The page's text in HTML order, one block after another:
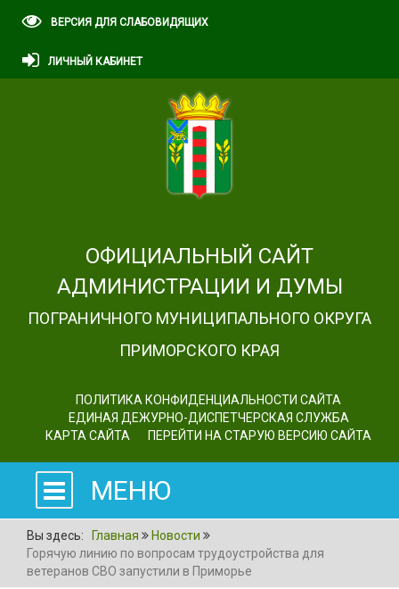
ВЕРСИЯ ДЛЯ СЛАБОВИДЯЩИХ
ЛИЧНЫЙ КАБИНЕТ
ОФИЦИАЛЬНЫЙ САЙТ
АДМИНИСТРАЦИИ И ДУМЫ
ПОГРАНИЧНОГО МУНИЦИПАЛЬНОГО ОКРУГА
ПРИМОРСКОГО КРАЯ
ПОЛИТИКА КОНФИДЕНЦИАЛЬНОСТИ САЙТА
ЕДИНАЯ ДЕЖУРНО-ДИСПЕТЧЕРСКАЯ СЛУЖБА
КАРТА САЙТА
ПЕРЕЙТИ НА СТАРУЮ ВЕРСИЮ САЙТА
МЕНЮ
Вы здесь: Главная
Новости
Горячую линию по вопросам трудоустройства для
ветеранов СВО запустили в Приморье